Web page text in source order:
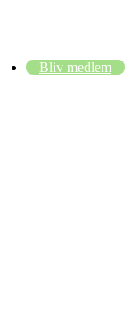
Bliv medlem